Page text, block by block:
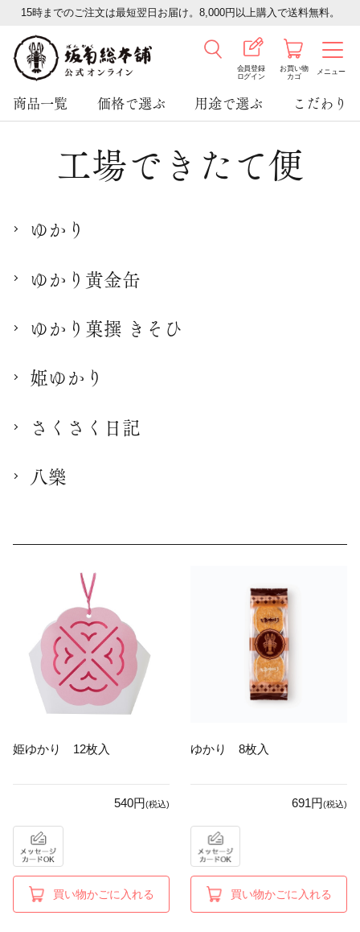
15時までのご注文は最短翌日お届け。8,000円以上購入で送料無料。
会員登録
ログイン
お買い物
カゴ
メニュー
商品一覧 価格で選ぶ 用途で選ぶ こだわり
工場できたて便
ゆかり
ゆかり黄金缶
ゆかり菓撰 きそひ
姫ゆかり
さくさく日記
八樂
姫ゆかり 12枚入
540円(税込)
買い物かごに入れる
ゆかり 8枚入
691円(税込)
買い物かごに入れる